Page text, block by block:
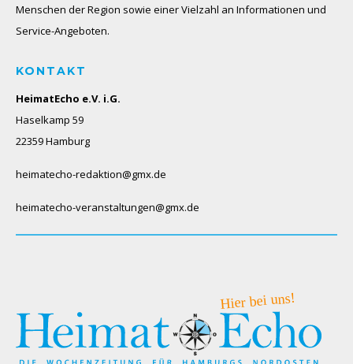
Menschen der Region sowie einer Vielzahl an Informationen und
Service-Angeboten.
KONTAKT
HeimatEcho e.V. i.G.
Haselkamp 59
22359 Hamburg
heimatecho-redaktion@gmx.de
heimatecho-veranstaltungen@gmx.de